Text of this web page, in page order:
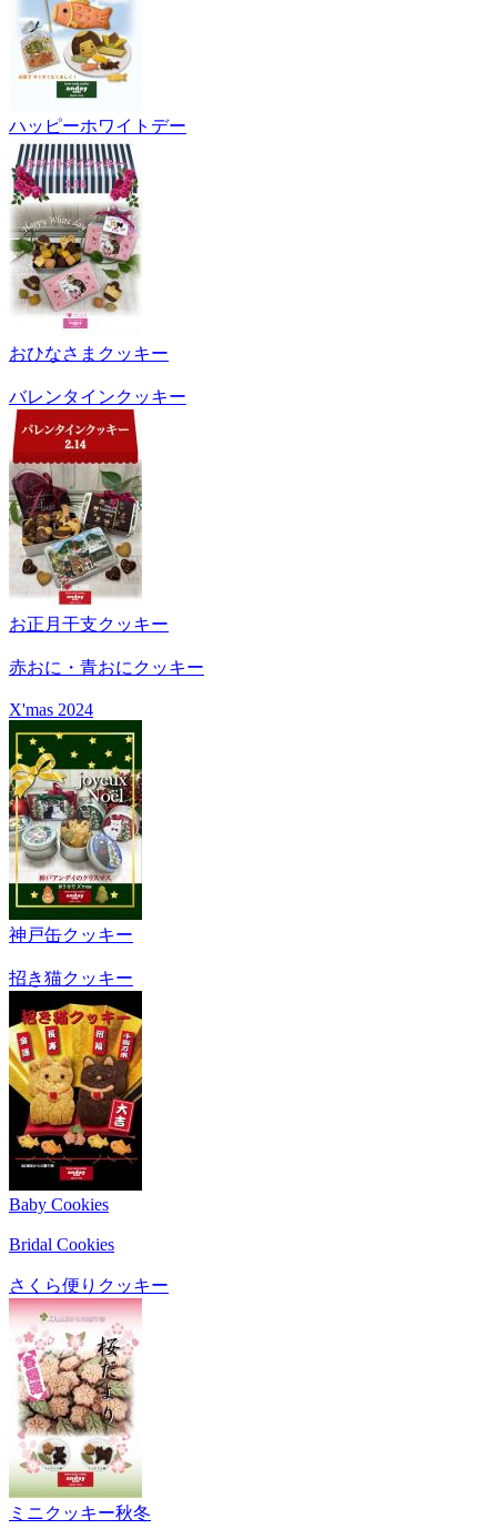
ハッピーホワイトデー
おひなさまクッキー
バレンタインクッキー
お正月干支クッキー
赤おに・青おにクッキー
X'mas 2024
神戸缶クッキー
招き猫クッキー
Baby Cookies
Bridal Cookies
さくら便りクッキー
ミニクッキー秋冬